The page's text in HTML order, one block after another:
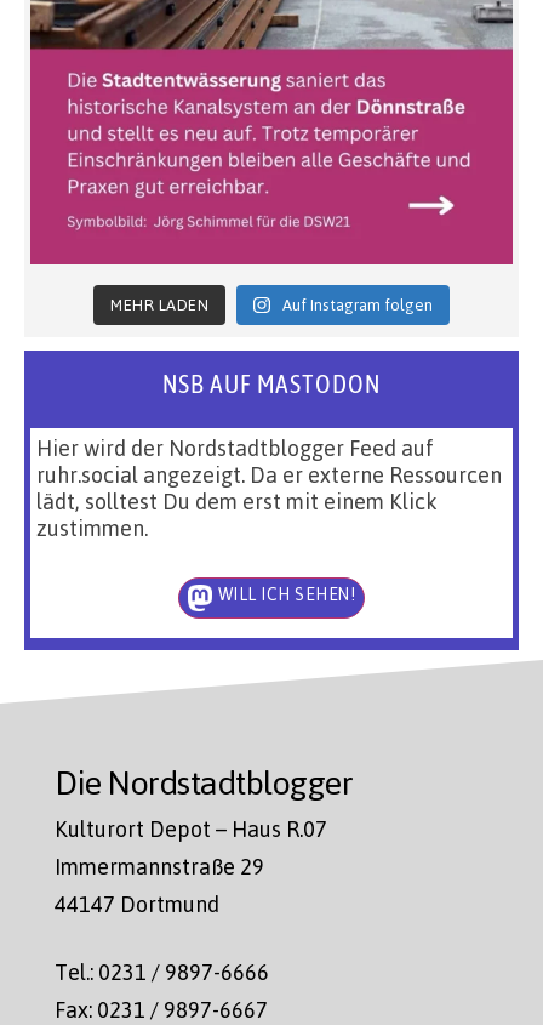
MEHR LADEN Auf Instagram folgen
NSB AUF MASTODON
Hier wird der Nordstadtblogger Feed auf
ruhr.social angezeigt. Da er externe Ressourcen
lädt, solltest Du dem erst mit einem Klick
zustimmen.
WILL ICH SEHEN!
Die Nordstadtblogger
Kulturort Depot – Haus R.07
Immermannstraße 29
44147 Dortmund
Tel.: 0231 / 9897-6666
Fax: 0231 / 9897-6667